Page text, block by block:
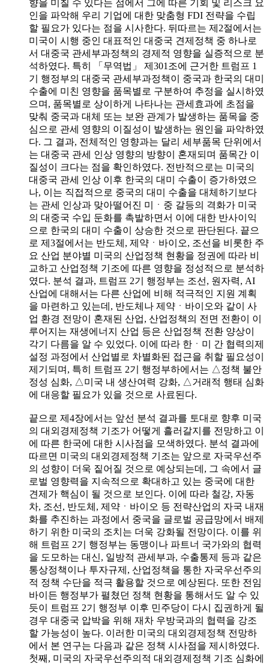
향을 미칠 수 있다는 점에서 그에 따른 기회 및 리스크 요
인을 파악해 우리 기업에 대한 맞춤형 FDI 전략을 수립
할 필요가 있다는 점을 시사한다. 뒤따르는 제2절에서는
미국이 시행 중인 대표적인 대중국 견제정책 중 하나로
서 대중국 관세부과정책의 경제적 영향을 실증적으로 분
석하였다. 특히 「무역법」 제301조에 근거한 트럼프 1
기 행정부의 대중국 관세부과정책이 중국과 한국의 대미
수출에 미친 영향을 품목별로 구분하여 추정을 실시하였
으며, 품목별로 상이하게 나타나는 관세효과에 초점을
맞춰 중국과 대체 또는 보완 관계가 발생하는 품목을 중
심으로 관세 영향의 이질성이 발생하는 원인을 파악하였
다. 그 결과, 전체적인 영향과는 달리 세부품목 단위에서
는 대중국 관세 인상 영향의 방향이 혼재되며 품목간 이
질성이 크다는 점을 확인하였다. 전반적으로는 미국의
대중국 관세 인상 이후 한국의 대미 수출이 증가하였으
나, 이는 직접적으로 중국의 대미 수출을 대체하기보다
는 관세 인상과 맞아떨어진 미ㆍ중 갈등의 격화가 미국
의 대중국 수입 둔화를 촉발하면서 이에 대한 반사이익
으로 한국의 대미 수출이 상승한 것으로 판단된다. 끝으
로 제3절에서는 반도체, 제약ㆍ바이오, 조선을 비롯한 주
요 산업 분야별 미국의 산업정책 현황을 정권에 따라 비
교하고 산업정책 기조에 따른 영향을 정성적으로 분석하
였다. 분석 결과, 트럼프 2기 행정부는 조선, 원자력, AI
산업에 대해서는 다른 산업에 비해 적극적인 지원 계획
을 마련하고 있는데, 반도체나 제약ㆍ바이오와 같이 사
업 환경 전망이 혼재된 산업, 산업정책의 전면 전환이 이
루어지는 재생에너지 산업 등은 산업정책 전환 양상이
각기 다름을 알 수 있었다. 이에 따라 한ㆍ미 간 협력의제
설정 과정에서 산업별로 차별화된 접근을 취할 필요성이
제기되며, 특히 트럼프 2기 행정부하에서는 △정책 불안
정성 심화, △미국 내 생산여력 강화, △거래적 행태 심화
에 대응할 필요가 있을 것으로 사료된다.
끝으로 제4장에서는 앞선 분석 결과를 토대로 향후 미국
의 대외경제정책 기조가 어떻게 흘러갈지를 전망하고 이
에 따른 한국에 대한 시사점을 모색하였다. 분석 결과에
따르면 미국의 대외경제정책 기조는 앞으로 자국우선주
의 성향이 더욱 짙어질 것으로 예상되는데, 그 속에서 글
로벌 영향력을 지속적으로 확대하고 있는 중국에 대한
견제가 핵심이 될 것으로 보인다. 이에 따라 철강, 자동
차, 조선, 반도체, 제약ㆍ바이오 등 전략산업의 자국 내재
화를 추진하는 과정에서 중국을 글로벌 공급망에서 배제
하기 위한 미국의 조치는 더욱 강화될 전망이다. 이를 위
해 트럼프 2기 행정부는 동맹이나 파트너 국가와의 협력
을 도모하는 대신, 일방적 관세부과, 수출통제 등과 같은
통상정책이나 투자규제, 산업정책을 통한 자국우선주의
적 정책 수단을 적극 활용할 것으로 예상된다. 또한 전임
바이든 행정부가 펼쳤던 정책 현황을 통해서도 알 수 있
듯이 트럼프 2기 행정부 이후 민주당이 다시 집권하게 될
경우 대중국 압박을 위해 재차 우방국과의 협력을 강조
할 가능성이 높다. 이러한 미국의 대외경제정책 전망하
에서 본 연구는 다음과 같은 정책 시사점을 제시하였다.
첫째, 미국의 자국우선주의적 대외경제정책 기조 심화에